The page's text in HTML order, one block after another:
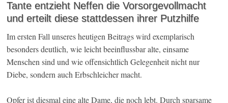
Tante entzieht Neffen die Vorsorgevollmacht
und erteilt diese stattdessen ihrer Putzhilfe
Im ersten Fall unseres heutigen Beitrags wird exemplarisch
besonders deutlich, wie leicht beeinflussbar alte, einsame
Menschen sind und wie offensichtlich Gelegenheit nicht nur
Diebe, sondern auch Erbschleicher macht.
Opfer ist diesmal eine alte Dame, die noch lebt. Durch sparsame